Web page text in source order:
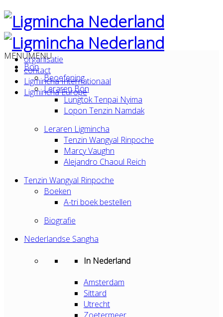
organisatie
contact
Ligmincha Internationaal
Ligmincha Europe
MENUMENU
Bön
Beoefening
Leraren Bön
Lungtok Tenpai Nyima
Lopon Tenzin Namdak
Leraren Ligmincha
Tenzin Wangyal Rinpoche
Marcy Vaughn
Alejandro Chaoul Reich
Tenzin Wangyal Rinpoche
Boeken
A-tri boek bestellen
Biografie
Nederlandse Sangha
In Nederland
Amsterdam
Sittard
Utrecht